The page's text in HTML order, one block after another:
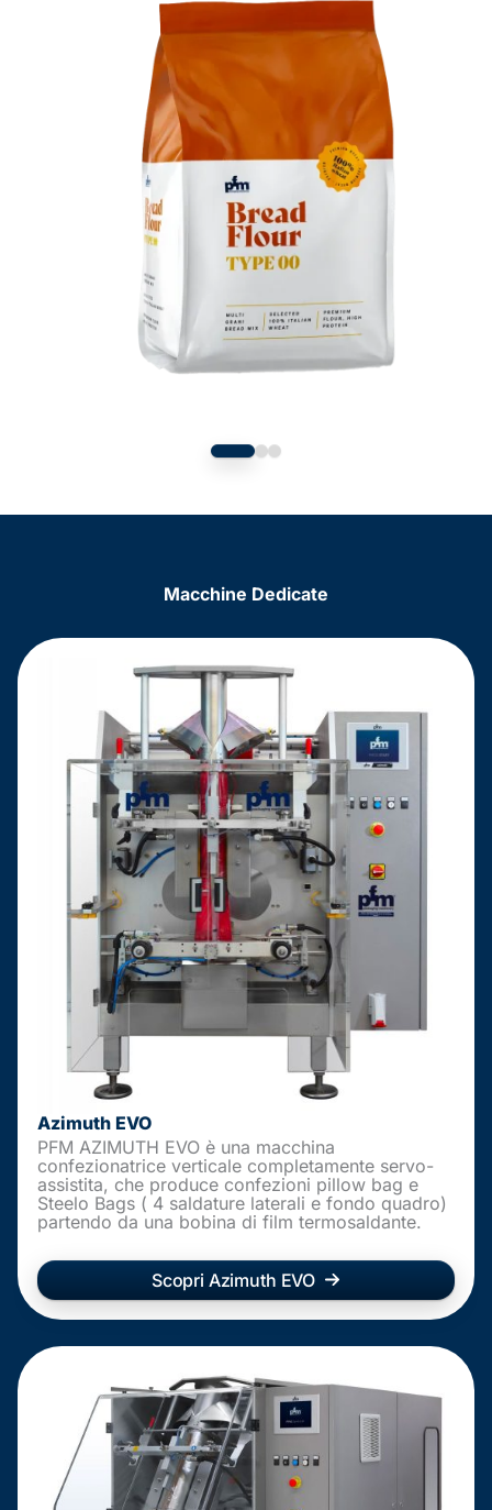
Macchine Dedicate
Azimuth EVO
PFM AZIMUTH EVO è una macchina
confezionatrice verticale completamente servo-
assistita, che produce confezioni pillow bag e
Steelo Bags ( 4 saldature laterali e fondo quadro)
partendo da una bobina di film termosaldante.
Scopri Azimuth EVO